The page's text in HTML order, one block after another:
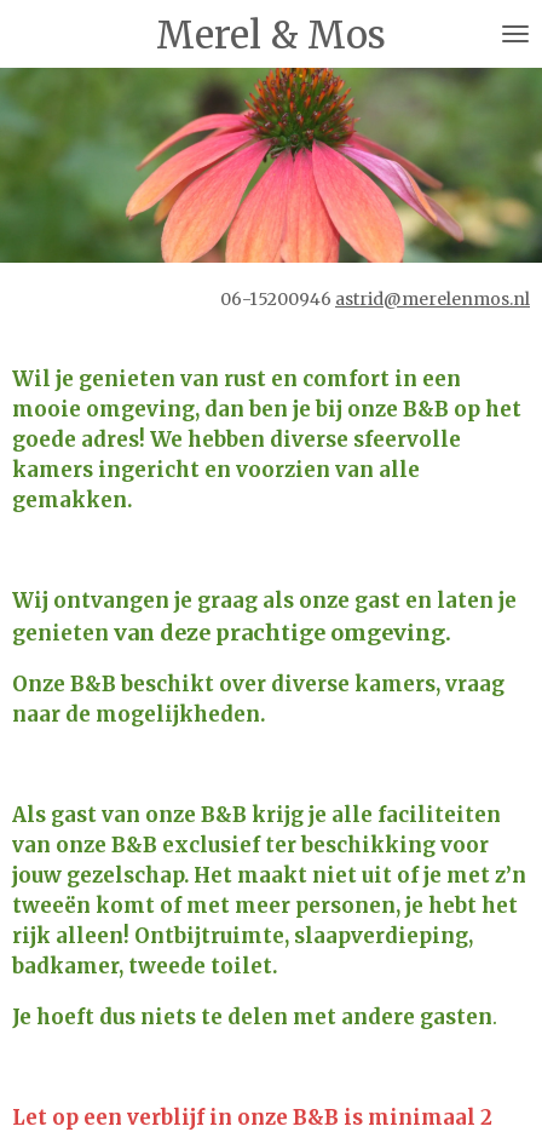
de
hoofdinhoud
Merel & Mos
06-15200946 astrid@merelenmos.nl
Wil je genieten van rust en comfort in een
mooie omgeving, dan ben je bij onze B&B op het
goede adres! We hebben diverse sfeervolle
kamers ingericht en voorzien van alle
gemakken.
Wij ontvangen je graag als onze gast en laten je
genieten van deze prachtige omgeving.
Onze B&B beschikt over diverse kamers, vraag
naar de mogelijkheden.
Als gast van onze B&B krijg je alle faciliteiten
van onze B&B exclusief ter beschikking voor
jouw gezelschap. Het maakt niet uit of je met z’n
tweeën komt of met meer personen, je hebt het
rijk alleen! Ontbijtruimte, slaapverdieping,
badkamer, tweede toilet.
Je hoeft dus niets te delen met andere gasten.
Let op een verblijf in onze B&B is minimaal 2